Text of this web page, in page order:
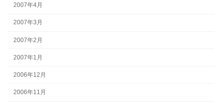
2007年4月
2007年3月
2007年2月
2007年1月
2006年12月
2006年11月